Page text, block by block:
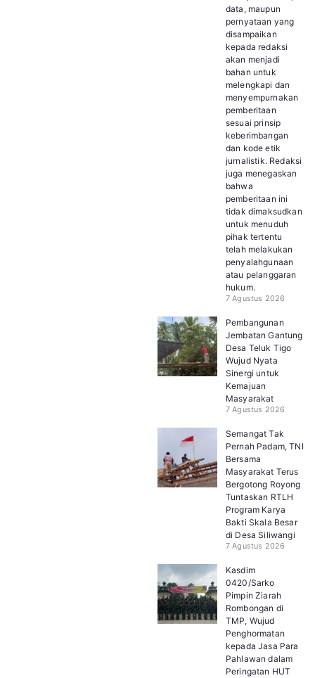
data, maupun
pernyataan yang
disampaikan
kepada redaksi
akan menjadi
bahan untuk
melengkapi dan
menyempurnakan
pemberitaan
sesuai prinsip
keberimbangan
dan kode etik
jurnalistik. Redaksi
juga menegaskan
bahwa
pemberitaan ini
tidak dimaksudkan
untuk menuduh
pihak tertentu
telah melakukan
penyalahgunaan
atau pelanggaran
hukum.
7 Agustus 2026
Pembangunan
Jembatan Gantung
Desa Teluk Tigo
Wujud Nyata
Sinergi untuk
Kemajuan
Masyarakat
7 Agustus 2026
Semangat Tak
Pernah Padam, TNI
Bersama
Masyarakat Terus
Bergotong Royong
Tuntaskan RTLH
Program Karya
Bakti Skala Besar
di Desa Siliwangi
7 Agustus 2026
Kasdim
0420/Sarko
Pimpin Ziarah
Rombongan di
TMP, Wujud
Penghormatan
kepada Jasa Para
Pahlawan dalam
Peringatan HUT